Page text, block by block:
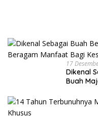
17
Dikenal
Buah